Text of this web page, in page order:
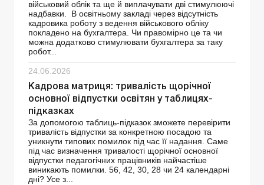
військовий облік та ще й виплачувати дві стимулюючі
надбавки. В освітньому закладі через відсутність
кадровика роботу з ведення військового обліку
покладено на бухгалтера. Чи правомірно це та чи
можна додатково стимулювати бухгалтера за таку
робот...
24.06.2026
Кадрова матриця: тривалість щорічної
основної відпустки освітян у таблицях-
підказках
За допомогою таблиць-підказок зможете перевірити
тривалість відпустки за конкретною посадою та
уникнути типових помилок під час її надання. Саме
під час визначення тривалості щорічної основної
відпустки педагогічних працівників найчастіше
виникають помилки. 56, 42, 30, 28 чи 24 календарні
дні? Усе з...